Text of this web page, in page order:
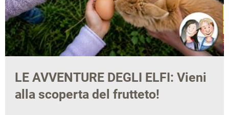
LE AVVENTURE DEGLI ELFI: Vieni
alla scoperta del frutteto!